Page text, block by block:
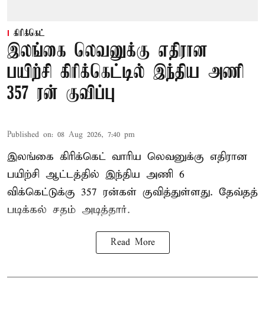
கிரிக்கெட்
இலங்கை லெவனுக்கு எதிரான
பயிற்சி கிரிக்கெட்டில் இந்திய அணி
357 ரன் குவிப்பு
Published on: 08 Aug 2026, 7:40 pm
இலங்கை கிரிக்கெட் வாரிய லெவனுக்கு எதிரான
பயிற்சி ஆட்டத்தில் இந்திய அணி 6
விக்கெட்டுக்கு 357 ரன்கள் குவித்துள்ளது. தேவ்தத்
படிக்கல் சதம் அடித்தார்.
Read More